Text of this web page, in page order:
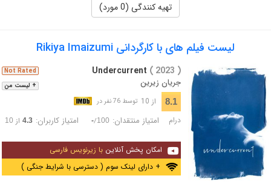
تهیه کنندگی (0 مورد)
لیست فیلم های با کارگردانی Rikiya Imaizumi
+ لیست من
Not Rated Undercurrent ( 2023 )
جریان زیرین
8.1 از 10 توسط 76 نفر در
درام امتیاز منتقدان: -/100 امتیاز کاربران: 4.3از 10
امکان پخش آنلاین با زیرنویس فارسی
+ دارای لینک سوم ( دسترسی با شرایط جنگی )